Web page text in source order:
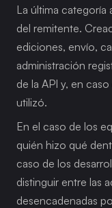
La última
del remitente.
ediciones, envío,
administración
de la API y, en
utilizó.
En el caso de los
quién hizo qué
caso de los
distinguir entre las
desencadenadas